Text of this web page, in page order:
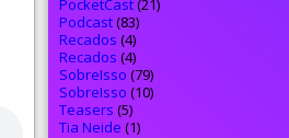
PocketCast(21)
Podcast(83)
Recados (4)
Recados (4)
SobreIsso (79)
SobreIsso (10)
Teasers (5)
Tia Neide (1)